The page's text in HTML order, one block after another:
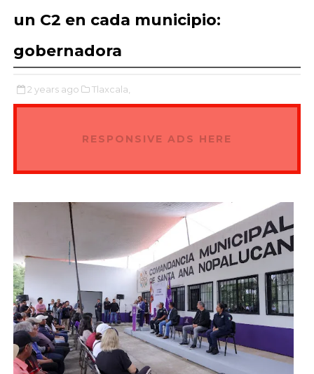
un C2 en cada municipio:
gobernadora
2 years ago Tlaxcala,
RESPONSIVE ADS HERE